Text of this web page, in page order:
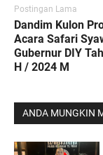
Postingan Lama
Dandim Kulon
Acara Safari
Gubernur DIY
H / 2024 M
ANDA MUNGKIN